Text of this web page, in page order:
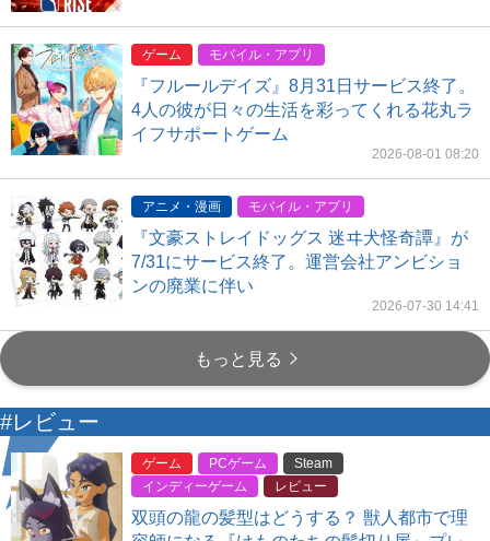
ゲーム モバイル・アプリ
『フルールデイズ』8月31日サービス終了。
4人の彼が日々の生活を彩ってくれる花丸ラ
イフサポートゲーム
2026-08-01 08:20
アニメ・漫画 モバイル・アプリ
『文豪ストレイドッグス 迷ヰ犬怪奇譚』が
7/31にサービス終了。運営会社アンビショ
ンの廃業に伴い
2026-07-30 14:41
もっと見る
#レビュー
ゲーム PCゲーム
Steam
インディーゲーム
レビュー
双頭の龍の髪型はどうする？ 獣人都市で理